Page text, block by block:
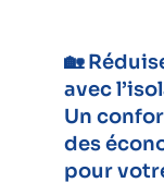
🏡
avec
Un
des
pour